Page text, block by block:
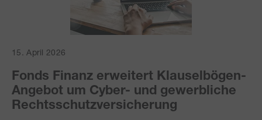
15. April 2026
Fonds Finanz erweitert Klauselbögen-
Angebot um Cyber- und gewerbliche
Rechtsschutzversicherung